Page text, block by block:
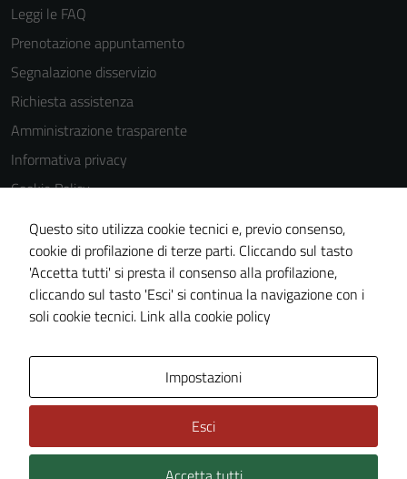
Leggi le FAQ
Prenotazione appuntamento
Segnalazione disservizio
Richiesta assistenza
Amministrazione trasparente
Informativa privacy
Cookie Policy
Note legali
Dichiarazione di accessibilità
Piano di miglioramento del sito
Statistiche sito web
Questo sito utilizza cookie tecnici e, previo consenso,
cookie di profilazione di terze parti. Cliccando sul tasto
'Accetta tutti' si presta il consenso alla profilazione,
cliccando sul tasto 'Esci' si continua la navigazione con i
soli cookie tecnici. Link alla cookie policy
Impostazioni
Esci